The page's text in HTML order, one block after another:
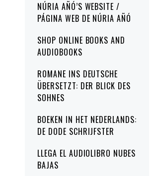
principal
NÚRIA AÑÓ’S WEBSITE /
PÁGINA WEB DE NÚRIA AÑÓ
SHOP ONLINE BOOKS AND
AUDIOBOOKS
ROMANE INS DEUTSCHE
ÜBERSETZT: DER BLICK DES
SOHNES
BOEKEN IN HET NEDERLANDS:
DE DODE SCHRIJFSTER
LLEGA EL AUDIOLIBRO NUBES
BAJAS